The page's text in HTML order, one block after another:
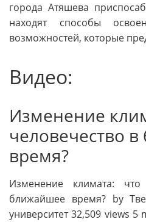
города Атяшева
находят способы
возможностей, которые
Видео:
Изменение
человечество
время?
Изменение климата:
ближайшее время? by
университет 32,509 views